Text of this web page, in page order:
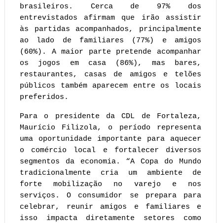
brasileiros. Cerca de 97% dos
entrevistados afirmam que irão assistir
às partidas acompanhados, principalmente
ao lado de familiares (77%) e amigos
(60%). A maior parte pretende acompanhar
os jogos em casa (86%), mas bares,
restaurantes, casas de amigos e telões
públicos também aparecem entre os locais
preferidos.
Para o presidente da CDL de Fortaleza,
Maurício Filizola, o período representa
uma oportunidade importante para aquecer
o comércio local e fortalecer diversos
segmentos da economia. “A Copa do Mundo
tradicionalmente cria um ambiente de
forte mobilização no varejo e nos
serviços. O consumidor se prepara para
celebrar, reunir amigos e familiares e
isso impacta diretamente setores como